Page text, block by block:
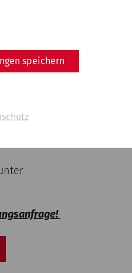
speichern
Rahmen für Ihre
Hochzeitspaare
in römischem Ambiente
können exklusiv
ausreichend
unserem Angebot finden,
unsere professionelle
werden kann und zum